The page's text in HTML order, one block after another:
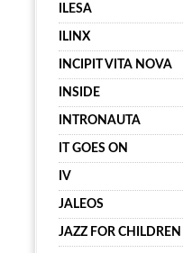
ILESA
ILINX
INCIPIT VITA NOVA
INSIDE
INTRONAUTA
IT GOES ON
IV
JALEOS
JAZZ FOR CHILDREN